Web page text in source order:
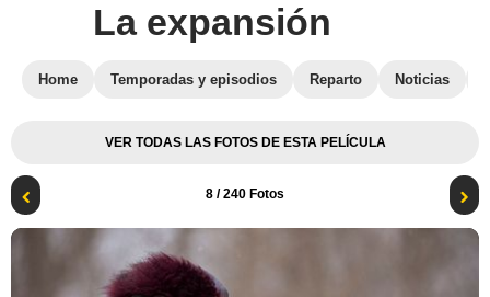
La expansión
Home Temporadas y episodios Reparto Noticias
VER TODAS LAS FOTOS DE ESTA PELÍCULA
8 / 240 Fotos